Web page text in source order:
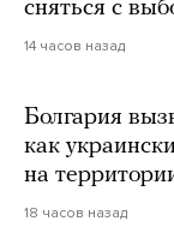
сняться с
14 часов назад
Болгария
как
на
18 часов назад